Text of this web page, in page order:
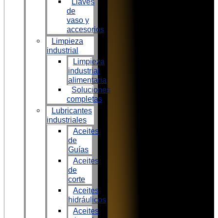
Llaves
de
vaso y
accesorios
Limpieza
industrial
Limpieza
industrial
alimentaria
Soluciones
completas
Lubricantes
industriales
Aceites
de
Guías
Aceites
de
corte
Aceites
hidráulicos
Aceites